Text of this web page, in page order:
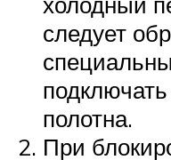
следует
полотна.
При